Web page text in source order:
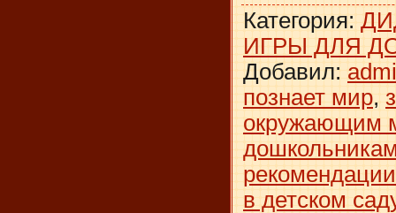
Категория:
ИГРЫ ДЛЯ
Добавил:
познает мир,
окружающим
в детском